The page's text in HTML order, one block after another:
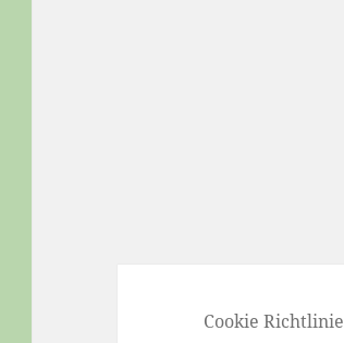
Cookie Richtlinie